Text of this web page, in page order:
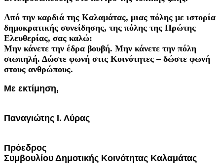
Από την καρδιά της Καλαμάτας, μιας πόλης με ιστορία
δημοκρατικής συνείδησης, της πόλης της Πρώτης
Ελευθερίας, σας καλώ:
Μην κάνετε την έδρα βουβή. Μην κάνετε την πόλη
σιωπηλή. Δώστε φωνή στις Κοινότητες – δώστε φωνή
στους ανθρώπους.
Με εκτίμηση,
Παναγιώτης Ι. Λύρας
Πρόεδρος
Συμβουλίου Δημοτικής Κοινότητας Καλαμάτας